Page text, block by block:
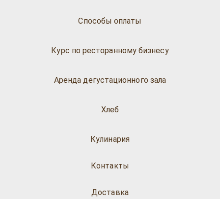
Способы оплаты
Курс по ресторанному бизнесу
Аренда дегустационного зала
Хлеб
Кулинария
Доставка
Контакты